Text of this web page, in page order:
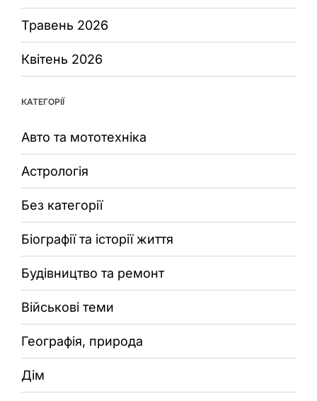
Травень 2026
Квітень 2026
КАТЕГОРІЇ
Авто та мототехніка
Астрологія
Без категорії
Біографії та історії життя
Будівництво та ремонт
Військові теми
Географія, природа
Дім